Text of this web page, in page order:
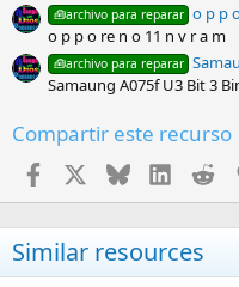
🧰archivo para reparar o p p
o p p o re n o 11 n v r a m
🧰archivo para reparar
Samaung A075f U3 Bit 3
Compartir este recurso
Facebook Bluesky
Similar resources